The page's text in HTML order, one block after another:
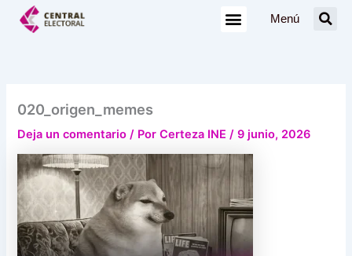
Menú
020_origen_memes
Deja un comentario / PorCerteza INE/9 junio, 2026